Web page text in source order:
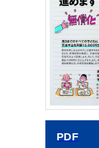
PDF